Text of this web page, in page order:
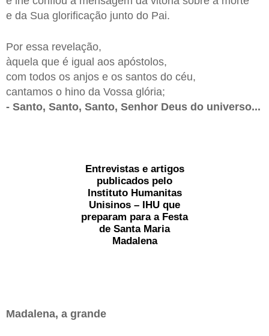
e da Sua glorificação junto do Pai.
Por essa revelação,
àquela que é igual aos apóstolos,
com todos os anjos e os santos do céu,
cantamos o hino da Vossa glória;
- Santo, Santo, Santo, Senhor Deus do universo...
Entrevistas e artigos
publicados pelo
Instituto Humanitas
Unisinos – IHU que
preparam para a Festa
de Santa Maria
Madalena
Madalena, a grande